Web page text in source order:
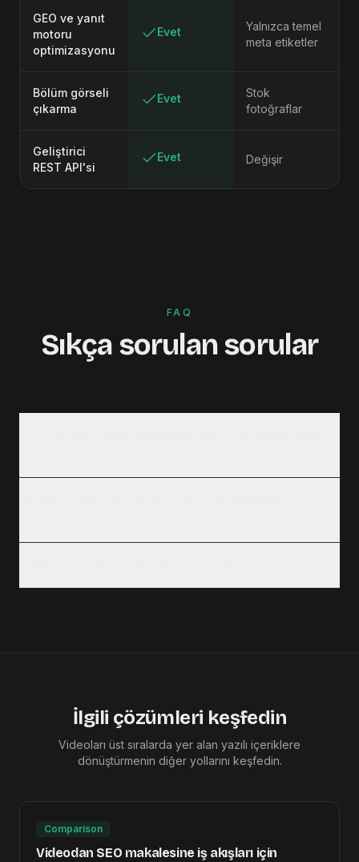
GEO ve yanıt
motoru
optimizasyonu
Evet
Yalnızca temel
meta etiketler
Bölüm görseli
çıkarma
Evet
Stok
fotoğraflar
Geliştirici
REST API'si
Evet Değişir
FAQ
Sıkça sorulan sorular
İlgili çözümleri keşfedin
Videoları üst sıralarda yer alan yazılı içeriklere
dönüştürmenin diğer yollarını keşfedin.
Comparison
Videodan SEO makalesine iş akışları için